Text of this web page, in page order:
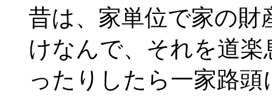
昔は、家単位で家の
けなんで、それを道
ったりしたら一家路